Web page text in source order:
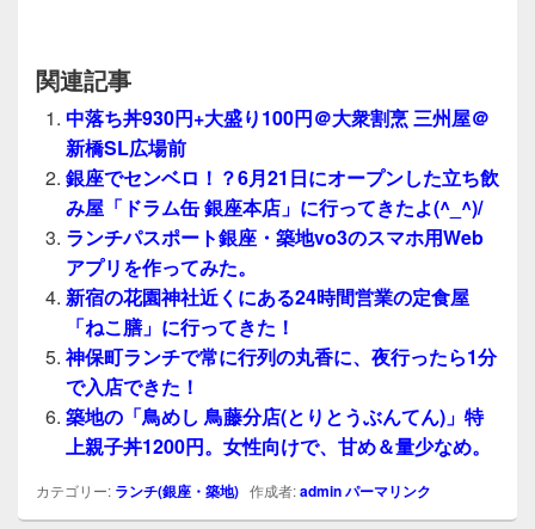
関連記事
中落ち丼930円+大盛り100円＠大衆割烹 三州屋＠
新橋SL広場前
銀座でセンベロ！？6月21日にオープンした立ち飲
み屋「ドラム缶 銀座本店」に行ってきたよ(^_^)/
ランチパスポート銀座・築地vo3のスマホ用Web
アプリを作ってみた。
新宿の花園神社近くにある24時間営業の定食屋
「ねこ膳」に行ってきた！
神保町ランチで常に行列の丸香に、夜行ったら1分
で入店できた！
築地の「鳥めし 鳥藤分店(とりとうぶんてん)」特
上親子丼1200円。女性向けで、甘め＆量少なめ。
カテゴリー: ランチ(銀座・築地) 作成者:adminパーマリンク